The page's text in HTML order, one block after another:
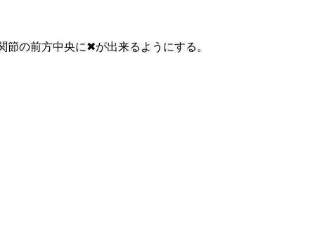
の前方中央に✖が出来るようにする。